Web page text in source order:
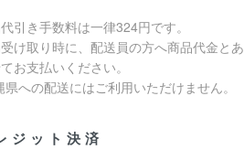
引き手数料は一律324円です。
け取り時に、配送員の方へ商品代金とあ
お支払いください。
県への配送にはご利用いただけません。
ジット決済